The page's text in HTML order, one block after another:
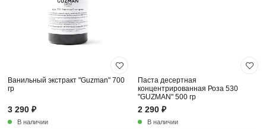
Ванильный экстракт "Guzman" 700
гр
3 290 ₽
В наличии
Паста десертная
концентрированная Роза 530
"GUZMAN" 500 гр
2 290 ₽
В наличии